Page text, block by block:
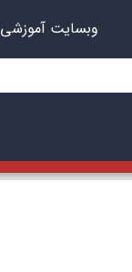
وبسایت آموزشی